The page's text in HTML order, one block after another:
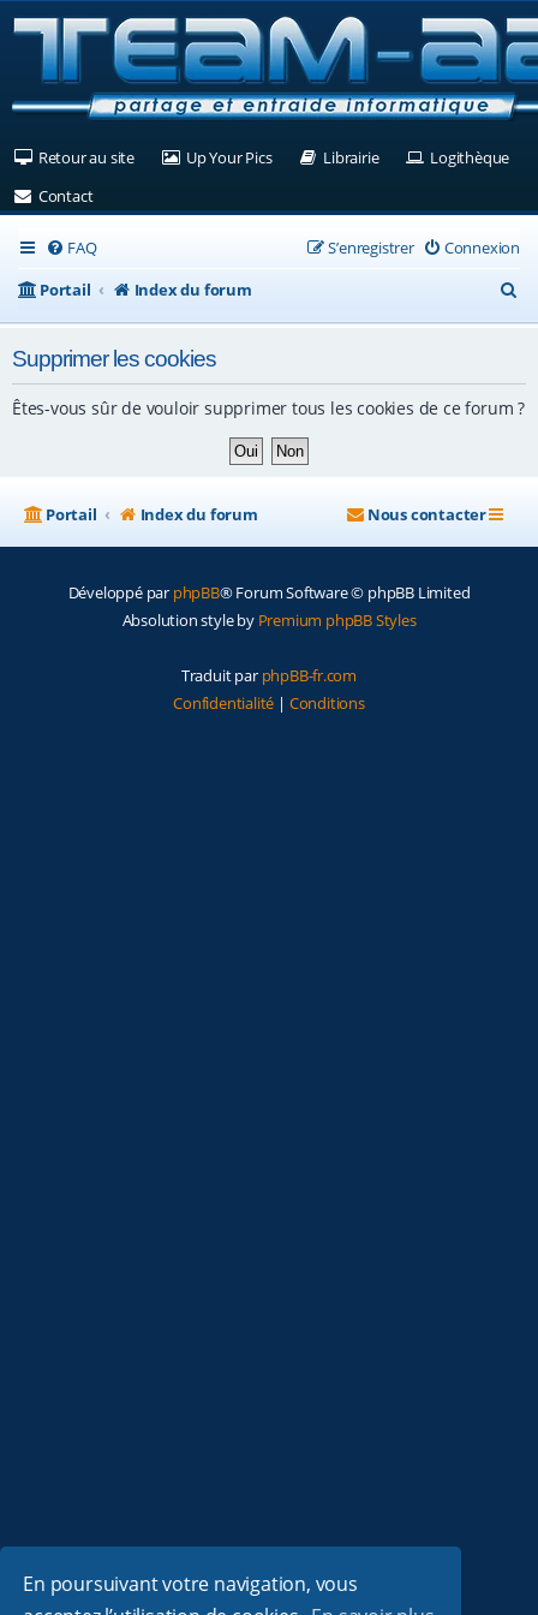
En poursuivant votre navigation, vous
Retour au site(Ouvre un nouvel onglet)
Up Your Pics(Ouvre un nouvel onglet)
Librairie(Ouvre un nouvel
Logithèque
Contact(Ouvre un nouvel onglet)
FAQ Connexion
S’enregistrer
Portail
Index du forum
e
Supprimer les cookies
Êtes-vous sûr de vouloir supprimer tous les cookies de ce forum ?
Portail Index du forum Nous contacter
Développé par phpBB® Forum Software © phpBB Limited
Absolution style by Premium phpBB Styles
Traduit par phpBB-fr.com
Confidentialité | Conditions